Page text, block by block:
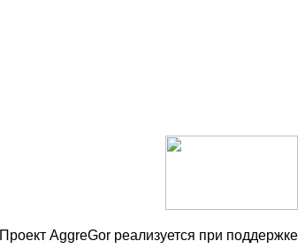
Проект AggreGor реализуется при поддержке